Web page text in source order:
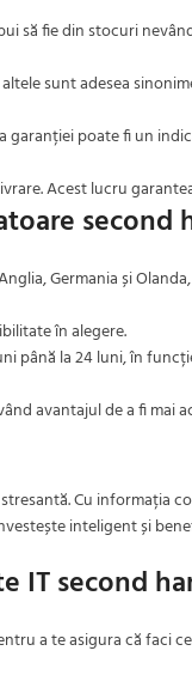
să fie din stocuri
sunt adesea
poate fi un
Acest lucru
second
Germania și
în alegere.
până la 24 luni, în
avantajul de a fi mai
Cu informația
inteligent și
IT second
a te asigura că faci